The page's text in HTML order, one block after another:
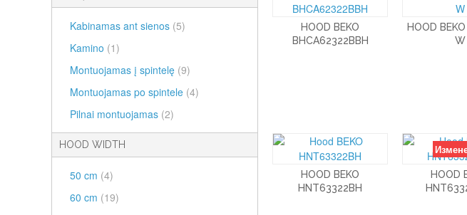
Kabinamas ant sienos (5)
Kamino (1)
Montuojamas į spintelę (9)
Montuojamas po spintele (4)
Pilnai montuojamas (2)
HOOD WIDTH
50 cm (4)
60 cm (19)
HOOD BEKO
BHCA62322BBH
HOOD
W
HOOD BEKO
HNT63322BH
HOOD